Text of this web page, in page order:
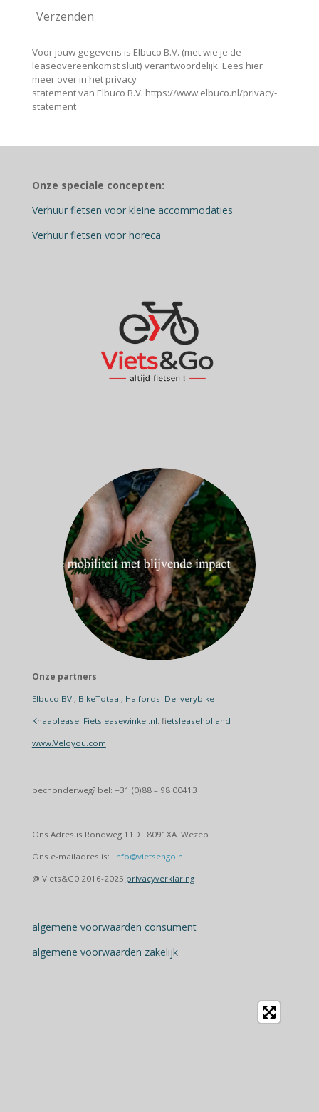
Verzenden
Voor jouw gegevens is Elbuco B.V. (met wie je de
leaseovereenkomst sluit) verantwoordelijk. Lees hier
meer over in het privacy
statement van Elbuco B.V. https://www.elbuco.nl/privacy-
statement
Onze speciale concepten:
Verhuur fietsen voor kleine accommodaties
Verhuur fietsen voor horeca
Onze partners
Elbuco BV , BikeTotaal, Halfords Deliverybike
Knaaplease Fietsleasewinkel.nl . fietsleaseholland
www.Veloyou.com
pechonderweg? bel: +31 (0)88 – 98 00413
Ons Adres is Rondweg 11D 8091XA Wezep
Ons e-mailadres is: info@vietsengo.nl
@ Viets&G0 2016-2025 privacyverklaring
algemene voorwaarden consument
algemene voorwaarden zakelijk